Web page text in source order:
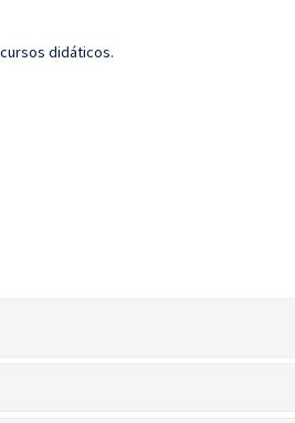
didáticos.